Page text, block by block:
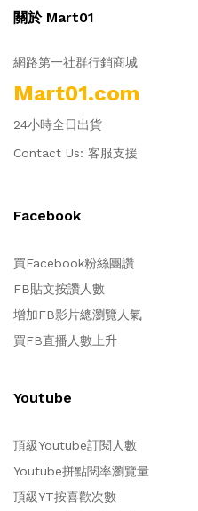
關於 Mart01
網路第一社群行銷商城
Mart01.com
24小時全日出貨
Contact Us: 客服支援
Facebook
買Facebook粉絲團讚
FB貼文按讚人數
增加FB影片總瀏覽人氣
買FB直播人數上升
Youtube
頂級Youtube訂閱人數
Youtube拼點閱率瀏覽量
頂級YT按喜歡次數